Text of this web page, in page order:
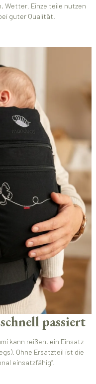
Wetter. Einzelteile nutzen
guter Qualität.
passiert
kann reißen, ein Einsatz
Ohne Ersatzteil ist die
einsatzfähig“.